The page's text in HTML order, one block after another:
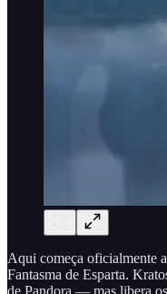
Aqui começa oficialmente
Fantasma de Esparta.